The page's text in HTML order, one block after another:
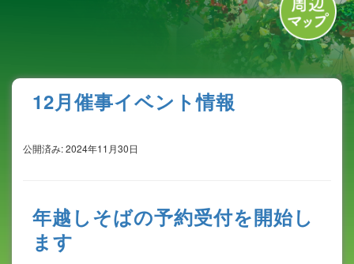
12月催事イベント情報
公開済み: 2024年11月30日
年越しそばの予約受付を開始し
ます